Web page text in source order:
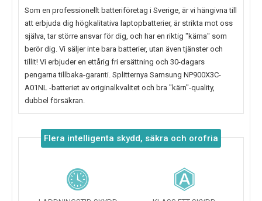
Som en professionellt batteriföretag i Sverige, är vi hängivna till
att erbjuda dig högkalitativa laptopbatterier, är strikta mot oss
själva, tar större ansvar för dig, och har en riktig "kärna" som
berör dig. Vi säljer inte bara batterier, utan även tjänster och
tillit! Vi erbjuder en ettårig fri ersättning och 30-dagars
pengarna tillbaka-garanti. Splitternya Samsung NP900X3C-
A01NL -batteriet av originalkvalitet och bra "kärn"-quality,
dubbel försäkran.
Flera intelligenta skydd, säkra och orofria